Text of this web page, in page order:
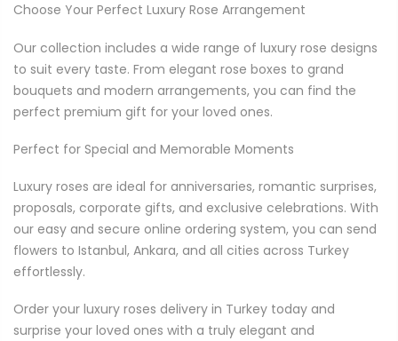
Choose Your Perfect Luxury Rose Arrangement
Our collection includes a wide range of luxury rose designs
to suit every taste. From elegant rose boxes to grand
bouquets and modern arrangements, you can find the
perfect premium gift for your loved ones.
Perfect for Special and Memorable Moments
Luxury roses are ideal for anniversaries, romantic surprises,
proposals, corporate gifts, and exclusive celebrations. With
our easy and secure online ordering system, you can send
flowers to Istanbul, Ankara, and all cities across Turkey
effortlessly.
Order your luxury roses delivery in Turkey today and
surprise your loved ones with a truly elegant and